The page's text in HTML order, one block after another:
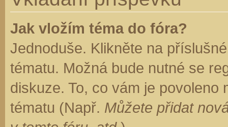
Jak vložím téma do fóra?
Jednoduše. Klikněte na
tématu. Možná bude nutné se
diskuze. To, co vám je
tématu (Např. Můžete přidat